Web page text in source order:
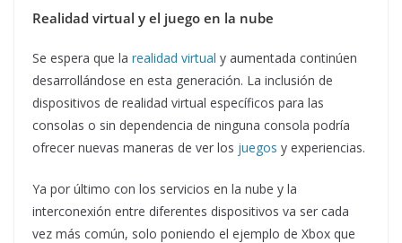
Realidad virtual y el juego en la nube
Se espera que la realidad virtual y aumentada continúen
desarrollándose en esta generación. La inclusión de
dispositivos de realidad virtual específicos para las
consolas o sin dependencia de ninguna consola podría
ofrecer nuevas maneras de ver los juegos y experiencias.
Ya por último con los servicios en la nube y la
interconexión entre diferentes dispositivos va ser cada
vez más común, solo poniendo el ejemplo de Xbox que